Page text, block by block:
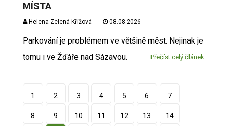
MÍSTA
Helena Zelená Křížová 08.08.2026
Parkování je problémem ve většině měst. Nejinak je
tomu i ve Žďáře nad Sázavou.
Přečíst celý článek
1 2 3 4 5 6 7
8 9 10 11 12 13 14